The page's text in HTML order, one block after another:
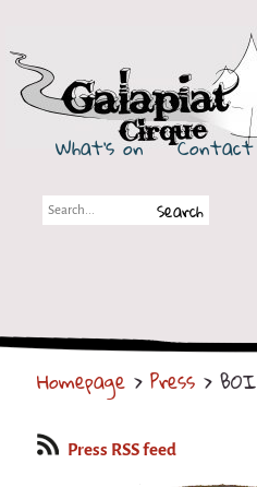
Galapiat Cirque
What's on
Contact
Big Tops
Partners
Shows
Homepage > Press > BOI
Press RSS feed